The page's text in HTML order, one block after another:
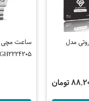
ساعت مچی
مدل
تومان